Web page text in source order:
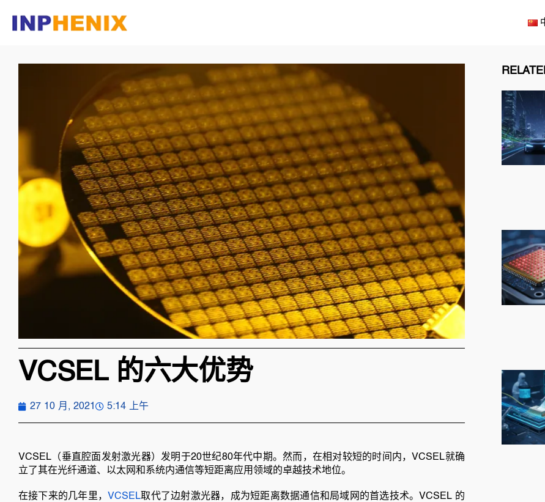
VCSEL 的六大优势
27 10 月, 2021 5:14 上午
VCSEL（垂直腔面发射激光器）发明于20世纪80年代中期。然而，在相对较短的时间内，VCSEL就确
立了其在光纤通道、以太网和系统内通信等短距离应用领域的卓越技术地位。
在接下来的几年里， VCSEL取代了边射激光器，成为短距离数据通信和局域网的首选技术。VCSEL 的